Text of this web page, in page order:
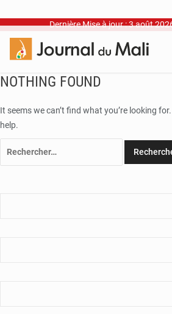
Dernière Mise à jour : 3 août
NOTHING FOUND
It seems we can’t find what you’re looking
help.